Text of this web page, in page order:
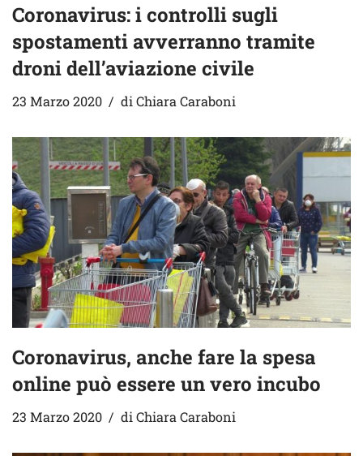
Coronavirus: i controlli sugli
spostamenti avverranno tramite
droni dell’aviazione civile
23 Marzo 2020 di Chiara Caraboni
Coronavirus, anche fare la spesa
online può essere un vero incubo
23 Marzo 2020 di Chiara Caraboni